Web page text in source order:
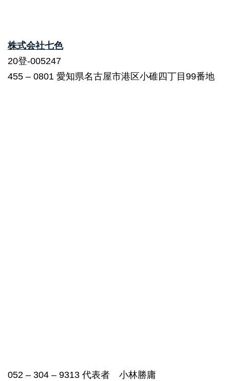
株式会社七色
20登-005247
455 – 0801 愛知県名古屋市港区小碓四丁目99番地
052 – 304 – 9313 代表者 小林勝庸